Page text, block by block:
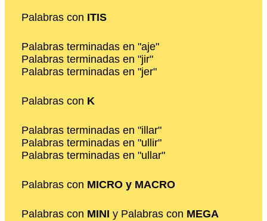
Palabras con ITIS
Palabras terminadas en "aje"
Palabras terminadas en "jir"
Palabras terminadas en "jer"
Palabras con K
Palabras terminadas en "illar"
Palabras terminadas en "ullir"
Palabras terminadas en "ullar"
Palabras con MICRO y MACRO
Palabras con MINI y Palabras con MEGA